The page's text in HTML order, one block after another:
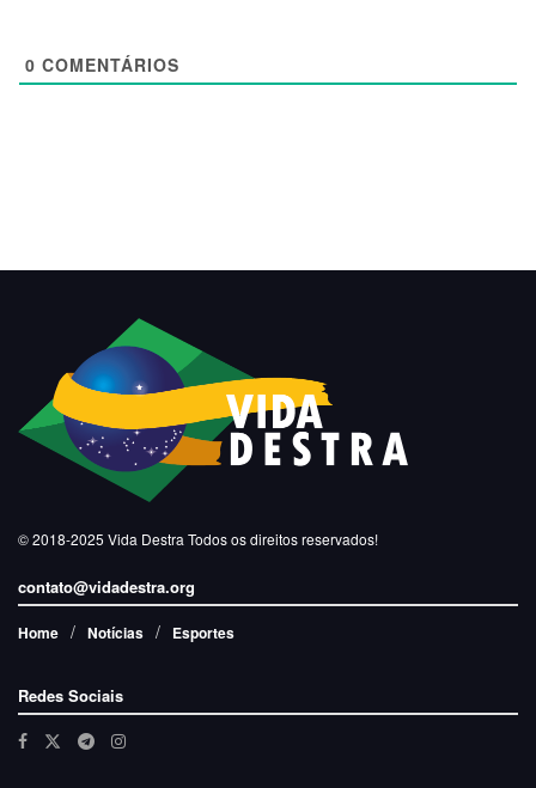
0 COMENTÁRIOS
© 2018-2025 Vida Destra Todos os direitos reservados!
contato@vidadestra.org
Home Notícias Esportes
Redes Sociais